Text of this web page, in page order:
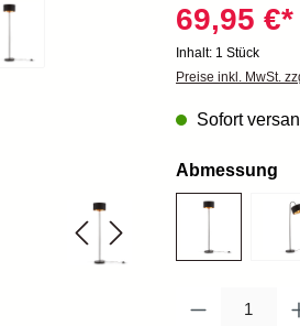
69,95 €*
Inhalt: 1 Stück
Preise inkl. MwSt.
Sofort
Abmessung